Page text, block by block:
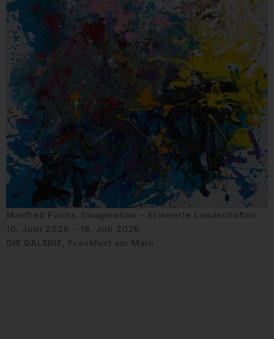
Manfred Fuchs. Imagination – Erinnerte Landschaften
10. Juni 2026 - 18. Juli 2026
DIE GALERIE, Frankfurt am Main